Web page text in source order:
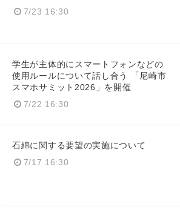
7/23 16:30
学生が主体的にスマートフォンなどの
使用ルールについて話し合う 「尼崎市
スマホサミット2026」を開催
7/22 16:30
石綿に関する要望の実施について
7/17 16:30